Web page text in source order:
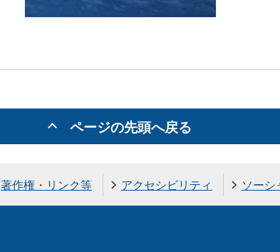
ページの先頭へ戻る
著作権・リンク等 アクセシビリティ ソー